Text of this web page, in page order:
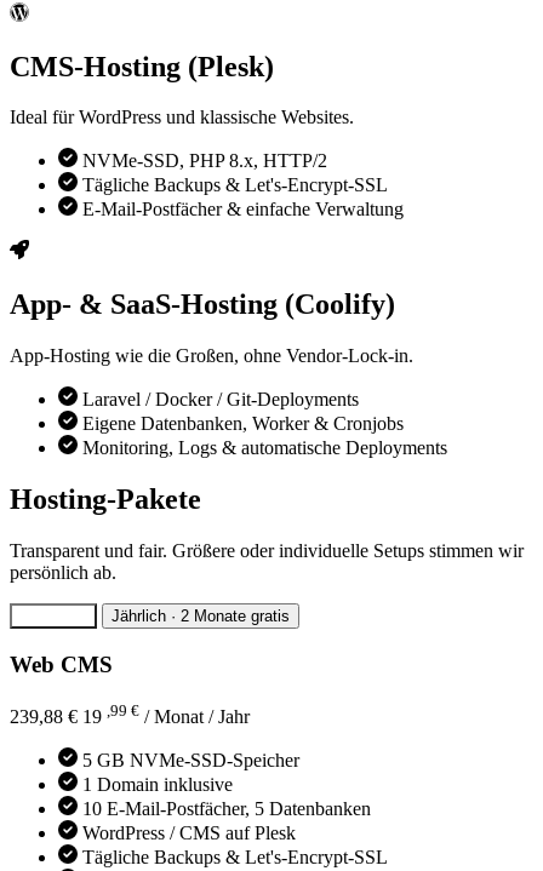
CMS-Hosting (Plesk)
Ideal für WordPress und klassische Websites.
NVMe-SSD, PHP 8.x, HTTP/2
Tägliche Backups & Let's-Encrypt-SSL
E-Mail-Postfächer & einfache Verwaltung
App- & SaaS-Hosting (Coolify)
App-Hosting wie die Großen, ohne Vendor-Lock-in.
Laravel / Docker / Git-Deployments
Eigene Datenbanken, Worker & Cronjobs
Monitoring, Logs & automatische Deployments
Hosting-Pakete
Transparent und fair. Größere oder individuelle Setups stimmen wir
persönlich ab.
Jährlich · 2 Monate gratis
Web CMS
239,88 € 19 ,99 € / Monat / Jahr
5 GB NVMe-SSD-Speicher
1 Domain inklusive
10 E-Mail-Postfächer, 5 Datenbanken
WordPress / CMS auf Plesk
Tägliche Backups & Let's-Encrypt-SSL